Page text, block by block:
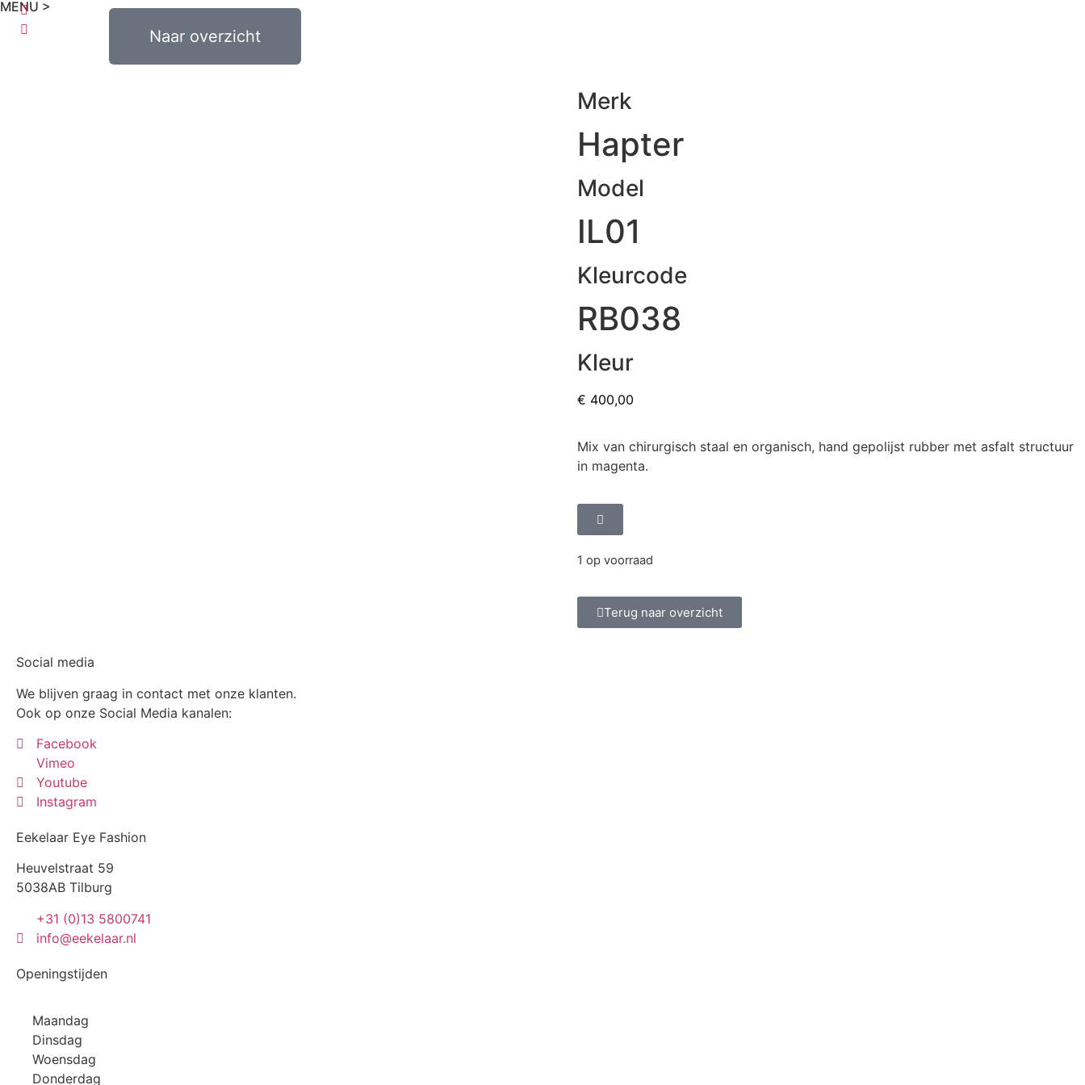
MENU >
Naar overzicht
0,00 0
Merk
Hapter
Model
IL01
Kleurcode
RB038
Kleur
€ 400,00
Mix van chirurgisch staal en organisch, hand gepolijst rubber met asfalt structuur
in magenta.
1 op voorraad
Terug naar overzicht
Social media
We blijven graag in contact met onze klanten.
Ook op onze Social Media kanalen:
Facebook
Vimeo
Youtube
Instagram
Eekelaar Eye Fashion
Heuvelstraat 59
5038AB Tilburg
+31 (0)13 5800741
info@eekelaar.nl
Openingstijden
Maandag
Dinsdag
Woensdag
Donderdag